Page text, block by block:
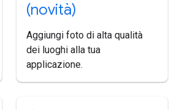
(novità)
Aggiungi foto di alta qualità
dei luoghi alla tua
applicazione.